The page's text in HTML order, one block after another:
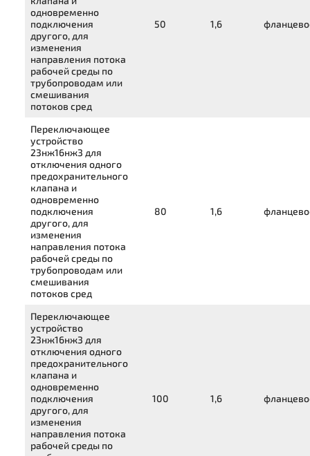
одновременно
подключения
другого, для
изменения
направления потока
рабочей среды по
трубопроводам или
смешивания
потоков сред
50 1,6
Переключающее
устройство
23нж16нж3 для
отключения одного
предохранительного
клапана и
одновременно
подключения
другого, для
изменения
направления потока
рабочей среды по
трубопроводам или
смешивания
потоков сред
80 1,6
Переключающее
устройство
23нж16нж3 для
отключения одного
предохранительного
клапана и
одновременно
подключения
другого, для
изменения
направления потока
рабочей среды по
100 1,6